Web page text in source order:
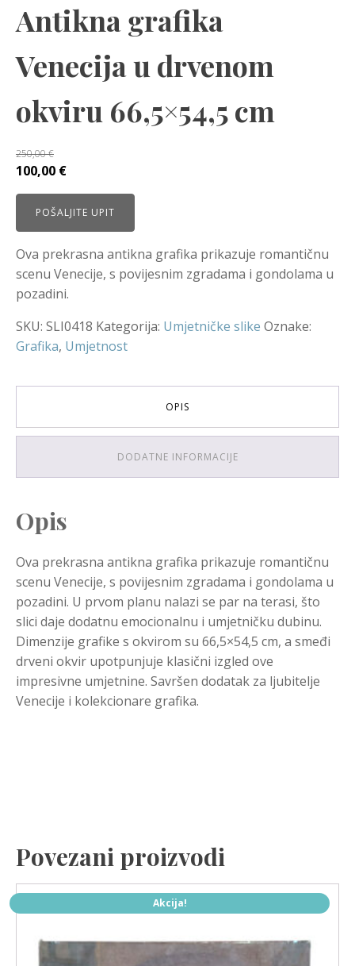
Antikna grafika
Venecija u drvenom
okviru 66,5×54,5 cm
250,00€
Izvorna
cijena
bila
je:
250,00 €.
100,00 €Trenutna
cijena
je:
100,00 €.
POŠALJITE UPIT
Ova prekrasna antikna grafika prikazuje romantičnu
scenu Venecije, s povijesnim zgradama i gondolama u
pozadini.
SKU: SLI0418 Kategorija: Umjetničke slike Oznake:
Grafika, Umjetnost
OPIS
DODATNE INFORMACIJE
Opis
Ova prekrasna antikna grafika prikazuje romantičnu
scenu Venecije, s povijesnim zgradama i gondolama u
pozadini. U prvom planu nalazi se par na terasi, što
slici daje dodatnu emocionalnu i umjetničku dubinu.
Dimenzije grafike s okvirom su 66,5×54,5 cm, a smeđi
drveni okvir upotpunjuje klasični izgled ove
impresivne umjetnine. Savršen dodatak za ljubitelje
Venecije i kolekcionare grafika.
Povezani proizvodi
Akcija!